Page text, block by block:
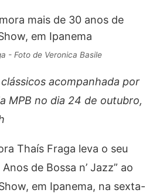
- Foto de Veronica Basile
acompanhada por
MPB no dia 24 de outubro,
Thaís Fraga leva o seu
de Bossa n’ Jazz” ao
em Ipanema, na sexta-